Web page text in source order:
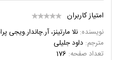
امتیاز کاربران
نویسنده: نلا مارتینز، آر.چاندار.ویجی
مترجم: داود جلیلی
تعداد صفحه: 176